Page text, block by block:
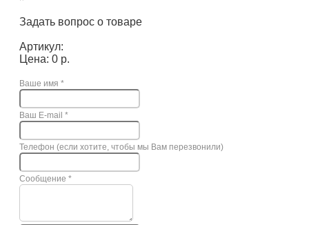
Задать вопрос о товаре
Артикул:
Цена: 0 р.
Ваше имя *
Ваш E-mail *
Телефон (если хотите, чтобы мы Вам перезвонили)
Сообщение *